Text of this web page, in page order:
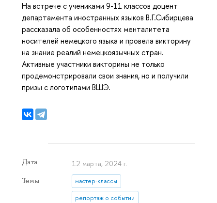
На встрече с учениками 9-11 классов доцент
департамента иностранных языков В.Г.Сибирцева
рассказала об особенностях менталитета
носителей немецкого языка и провела викторину
на знание реалий немецкоязычных стран.
Активные участники викторины не только
продемонстрировали свои знания, но и получили
призы с логотипами ВШЭ.
Дата 12 марта, 2024 г.
Темы мастер-классы
репортаж о событии